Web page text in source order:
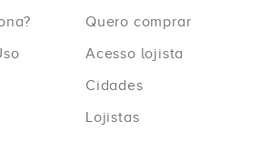
Quero comprar
Acesso lojista
Cidades
Lojistas